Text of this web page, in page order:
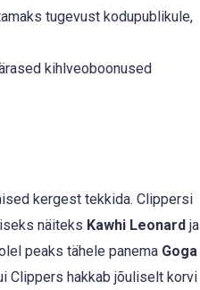
tugevust kodupublikule,
kihlveoboonused
kergest tekkida. Clippersi
näiteks Kawhi Leonard ja
peaks tähele panema Goga
Clippers hakkab jõuliselt korvi